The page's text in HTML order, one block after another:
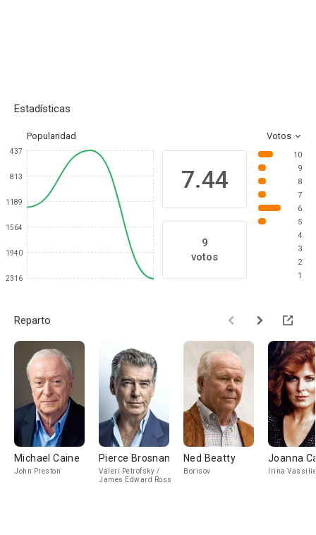
Estadísticas
Popularidad Votos
437
813
1189
1564
1940
2316
7.44
9
votos
10
9
8
7
6
5
4
3
2
1
Reparto
Michael Caine
John Preston
Pierce Brosnan
Valeri Petrofsky /
James Edward Ross
Ned Beatty
Borisov
Joanna
Irina